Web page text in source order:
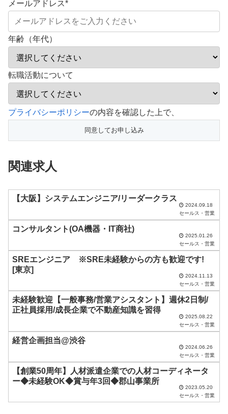
メールアドレス*
年齢（年代）
転職活動について
こ
フ
ー
空
ま
ま
し
て
だ
。
プライバシーポリシーの内容を確認した上で、
関連求人
【大阪】システムエンジニア/リーダークラス
2024.09.18
セールス・営業
コンサルタント(OA機器・IT商社)
2025.01.26
セールス・営業
SREエンジニア ※SRE未経験からの方も歓迎です!
[東京]
2024.11.13
セールス・営業
未経験歓迎【一般事務/営業アシスタント】週休2日制/
正社員採用/成長企業で不動産知識を習得
2025.08.22
セールス・営業
経営企画担当@渋谷
2024.06.26
セールス・営業
【創業50周年】人材派遣企業での人材コーディネータ
ー◆未経験OK◆賞与年3回◆郡山事業所
2023.05.20
セールス・営業